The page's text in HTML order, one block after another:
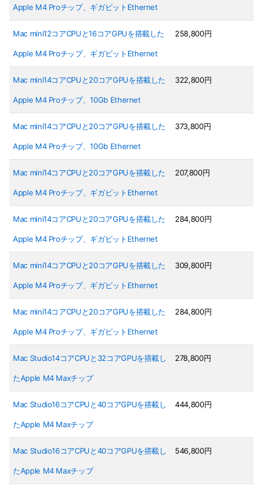
Apple M4 Proチップ、ギガビットEthernet
Mac mini12コアCPUと16コアGPUを搭載した
Apple M4 Proチップ、ギガビットEthernet
258,800円
Mac mini14コアCPUと20コアGPUを搭載した
Apple M4 Proチップ、10Gb Ethernet
322,800円
Mac mini14コアCPUと20コアGPUを搭載した
Apple M4 Proチップ、10Gb Ethernet
373,800円
Mac mini14コアCPUと20コアGPUを搭載した
Apple M4 Proチップ、ギガビットEthernet
207,800円
Mac mini14コアCPUと20コアGPUを搭載した
Apple M4 Proチップ、ギガビットEthernet
284,800円
Mac mini14コアCPUと20コアGPUを搭載した
Apple M4 Proチップ、ギガビットEthernet
309,800円
Mac mini14コアCPUと20コアGPUを搭載した
Apple M4 Proチップ、ギガビットEthernet
284,800円
Mac Studio14コアCPUと32コアGPUを搭載し
たApple M4 Maxチップ
278,800円
Mac Studio16コアCPUと40コアGPUを搭載し
たApple M4 Maxチップ
444,800円
Mac Studio16コアCPUと40コアGPUを搭載し
たApple M4 Maxチップ
546,800円